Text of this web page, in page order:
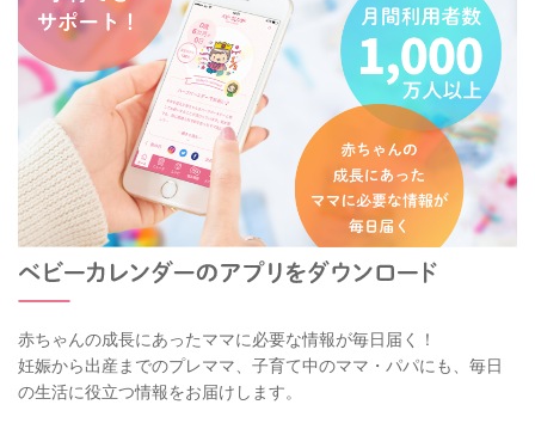
赤ちゃんの成長にあったママに必要な情報が毎日届く！
妊娠から出産までのプレママ、子育て中のママ・パパにも、毎日
の生活に役立つ情報をお届けします。